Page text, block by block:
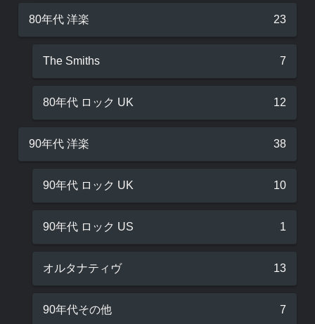
80年代 洋楽 23
The Smiths 7
80年代 ロック UK 12
90年代 洋楽 38
90年代 ロック UK 10
90年代 ロック US 1
オルタナティヴ 13
90年代その他 7